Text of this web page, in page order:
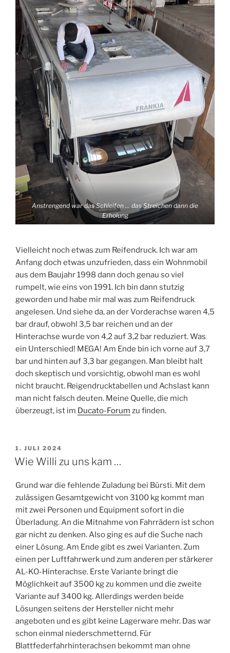
Anstrengend war das Schleifen … das Streichen dann die
Erholung
Vielleicht noch etwas zum Reifendruck. Ich war am
Anfang doch etwas unzufrieden, dass ein Wohnmobil
aus dem Baujahr 1998 dann doch genau so viel
rumpelt, wie eins von 1991. Ich bin dann stutzig
geworden und habe mir mal was zum Reifendruck
angelesen. Und siehe da, an der Vorderachse waren 4,5
bar drauf, obwohl 3,5 bar reichen und an der
Hinterachse wurde von 4,2 auf 3,2 bar reduziert. Was
ein Unterschied! MEGA! Am Ende bin ich vorne auf 3,7
bar und hinten auf 3,3 bar gegangen. Man bleibt halt
doch skeptisch und vorsichtig, obwohl man es wohl
nicht braucht. Reigendrucktabellen und Achslast kann
man nicht falsch deuten. Meine Quelle, die mich
überzeugt, ist im Ducato-Forum zu finden.
VERÖFFENTLICHT
AM
1. JULI 2024
Wie Willi zu uns kam …
Grund war die fehlende Zuladung bei Bürsti. Mit dem
zulässigen Gesamtgewicht von 3100 kg kommt man
mit zwei Personen und Equipment sofort in die
Überladung. An die Mitnahme von Fahrrädern ist schon
gar nicht zu denken. Also ging es auf die Suche nach
einer Lösung. Am Ende gibt es zwei Varianten. Zum
einen per Luftfahrwerk und zum anderen per stärkerer
AL-KO-Hinterachse. Erste Variante bringt die
Möglichkeit auf 3500 kg zu kommen und die zweite
Variante auf 3400 kg. Allerdings werden beide
Lösungen seitens der Hersteller nicht mehr
angeboten und es gibt keine Lagerware mehr. Das war
schon einmal niederschmetternd. Für
Blattfederfahrhinterachsen bekommt man ohne